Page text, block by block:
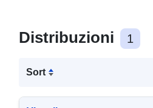
Distribuzioni 1
Sort